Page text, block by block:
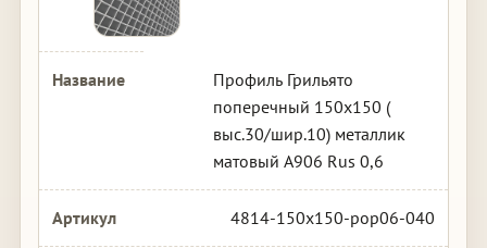
Профиль Грильято
поперечный 150х150 (
выс.30/шир.10) металлик
матовый А906 Rus 0,6
4814-150x150-pop06-040